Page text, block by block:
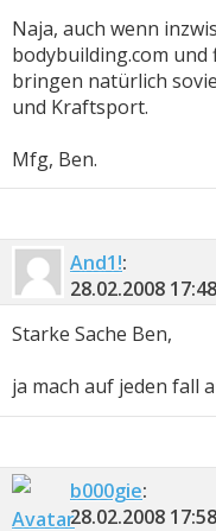
Naja, auch wenn
bodybuilding.com
bringen natürlich
und Kraftsport.
Mfg, Ben.
And1!:
28.02.2008 17:48
Starke Sache Ben,
ja mach auf jeden fall
b000gie:
28.02.2008 17:58